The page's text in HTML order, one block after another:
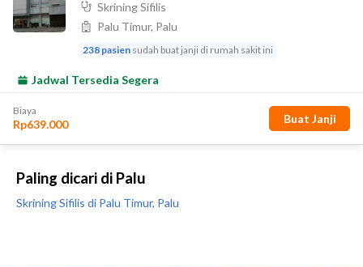
Paling dicari di Palu
Skrining Sifilis di Palu Timur, Palu